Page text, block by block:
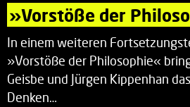
»Vorstöße der
In einem weiteren
»Vorstöße der Philosophie«
Geisbe und Jürgen Kippenhan
Denken…